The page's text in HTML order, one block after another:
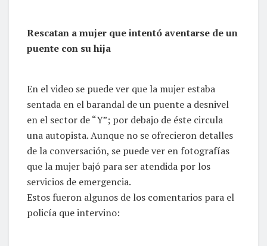
Rescatan a mujer que intentó aventarse de un
puente con su hija
En el video se puede ver que la mujer estaba
sentada en el barandal de un puente a desnivel
en el sector de “Y”; por debajo de éste circula
una autopista. Aunque no se ofrecieron detalles
de la conversación, se puede ver en fotografías
que la mujer bajó para ser atendida por los
servicios de emergencia.
Estos fueron algunos de los comentarios para el
policía que intervino: